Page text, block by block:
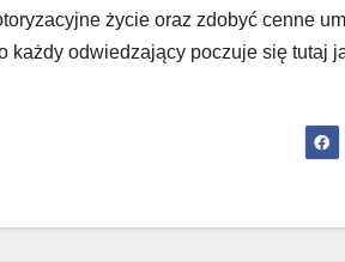
życie oraz zdobyć cenne
każdy odwiedzający poczuje się tutaj